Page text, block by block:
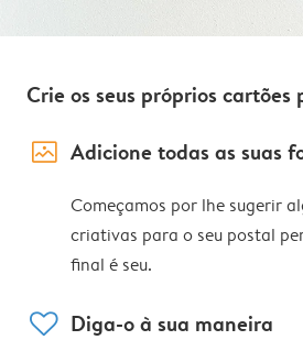
Crie os seus próprios cartões
image_placeholder Adicione todas as suas
Começamos por lhe sugerir
criativas para o seu postal
final é seu.
heart Diga-o à sua maneira